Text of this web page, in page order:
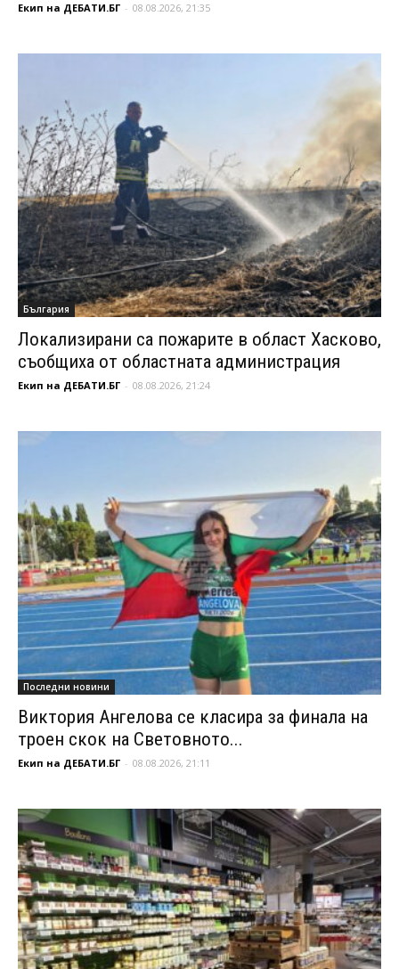
Екип на ДЕБАТИ.БГ - 08.08.2026, 21:35
България
Локализирани са пожарите в област Хасково,
съобщиха от областната администрация
Екип на ДЕБАТИ.БГ - 08.08.2026, 21:24
Последни новини
Виктория Ангелова се класира за финала на
троен скок на Световното...
Екип на ДЕБАТИ.БГ - 08.08.2026, 21:11